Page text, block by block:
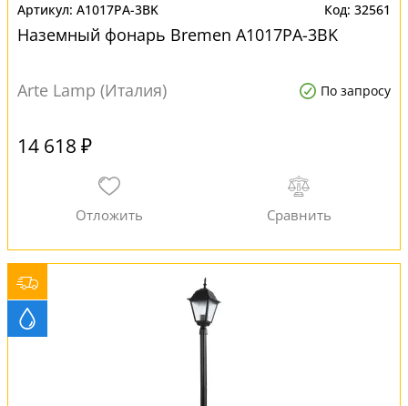
A1017PA-3BK 32561
Наземный фонарь Bremen A1017PA-3BK
Arte Lamp (Италия) По запросу
14 618 ₽